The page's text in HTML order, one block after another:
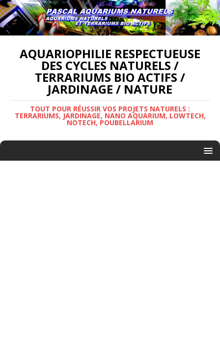
AQUARIOPHILIE RESPECTUEUSE
DES CYCLES NATURELS /
TERRARIUMS BIO ACTIFS /
JARDINAGE / NATURE
TOUT POUR RÉUSSIR VOS PROJETS NATURELS :
TERRARIUMS, JARDINAGE, NANO AQUARIUM, LOWTECH,
NOTECH, POUBELLARIUM